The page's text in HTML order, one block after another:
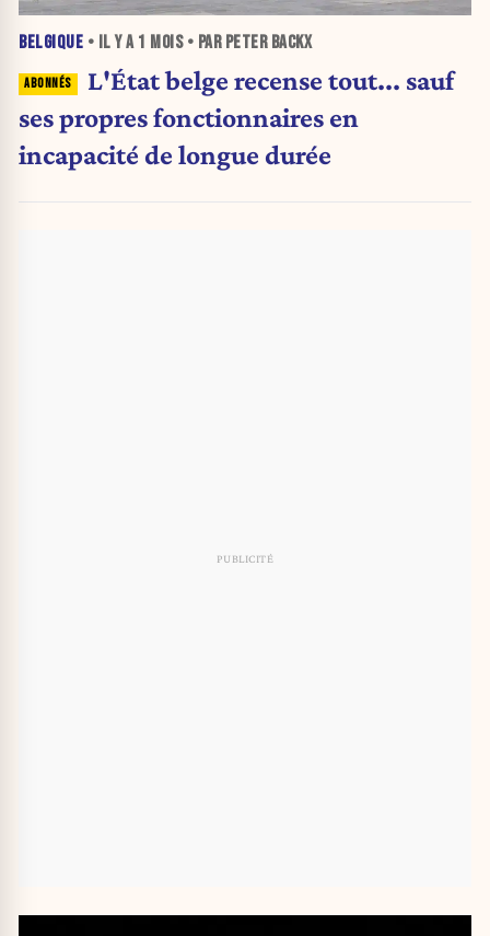
BELGIQUE • IL Y A 1 MOIS• PAR PETER BACKX
L'État belge recense tout... sauf
ses propres fonctionnaires en
incapacité de longue durée